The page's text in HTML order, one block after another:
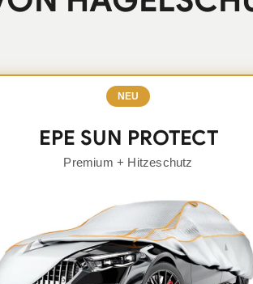
NEU
EPE SUN PROTECT
Premium + Hitzeschutz